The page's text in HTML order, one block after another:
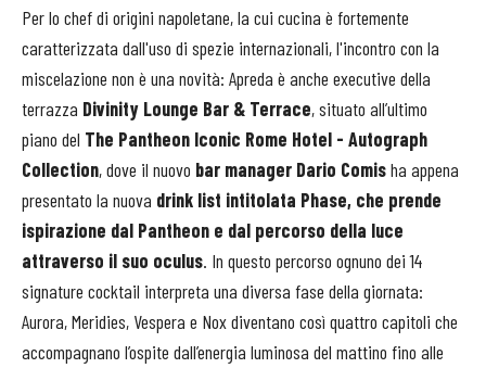
Per lo chef di origini napoletane, la cui cucina è fortemente
caratterizzata dall'uso di spezie internazionali, l'incontro con la
miscelazione non è una novità: Apreda è anche executive della
terrazza Divinity Lounge Bar & Terrace, situato all’ultimo
piano del The Pantheon Iconic Rome Hotel - Autograph
Collection, dove il nuovo bar manager Dario Comisha appena
presentato la nuova drink list intitolata Phase, che prende
ispirazione dal Pantheon e dal percorso della luce
attraverso il suo oculus. In questo percorso ognuno dei 14
signature cocktail interpreta una diversa fase della giornata:
Aurora, Meridies, Vespera e Nox diventano così quattro capitoli che
accompagnano l’ospite dall’energia luminosa del mattino fino alle